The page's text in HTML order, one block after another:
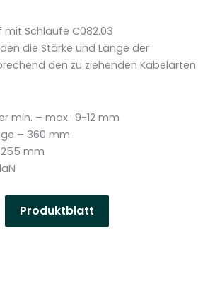
Schlaufe C082.03
die Stärke und Länge der
den zu ziehenden Kabelarten
min. – max.: 9-12 mm
– 360 mm
mm
Produktblatt